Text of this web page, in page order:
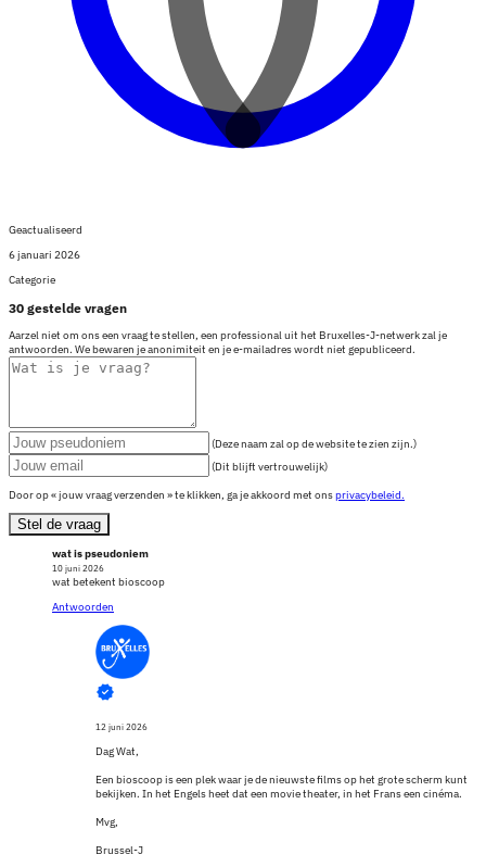
Geactualiseerd
6 januari 2026
Categorie
30 gestelde vragen
Aarzel niet om ons een vraag te stellen, een professional uit het Bruxelles-J-netwerk zal je
antwoorden. We bewaren je anonimiteit en je e-mailadres wordt niet gepubliceerd.
(Deze naam zal op de website te zien zijn.)
(Dit blijft vertrouwelijk)
Door op « jouw vraag verzenden » te klikken, ga je akkoord met onsprivacybeleid.
Stel de vraag
wat is pseudoniem
10 juni 2026
wat betekent bioscoop
Antwoorden
12 juni 2026
Dag Wat,
Een bioscoop is een plek waar je de nieuwste films op het grote scherm kunt
bekijken. In het Engels heet dat een movie theater, in het Frans een cinéma.
Mvg,
Brussel-J